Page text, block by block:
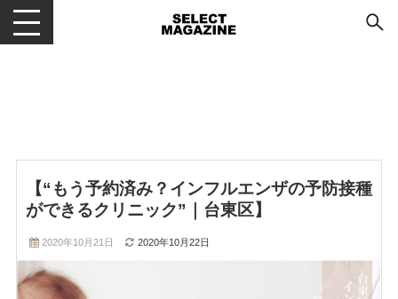
メニューを開閉する
【“もう予約済み？インフルエンザの予防接種
ができるクリニック”｜台東区】
2020年10月21日 2020年10月22日